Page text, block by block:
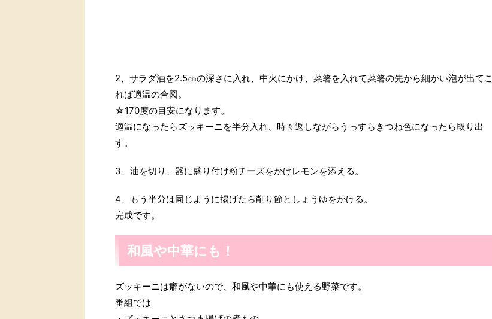
2、サラダ油を2.5㎝の深さに入れ、中火にかけ、菜箸を入れて菜箸の先から細かい泡が出てこ
れば適温の合図。
☆170度の目安になります。
適温になったらズッキーニを半分入れ、時々返しながらうっすらきつね色になったら取り出
す。
3、油を切り、器に盛り付け粉チーズをかけレモンを添える。
4、もう半分は同じように揚げたら削り節としょうゆをかける。
完成です。
和風や中華にも！
ズッキーニは癖がないので、和風や中華にも使える野菜です。
番組では